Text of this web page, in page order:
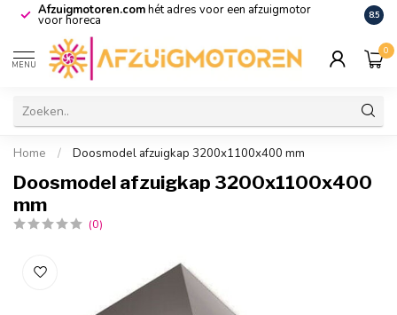
Afzuigmotoren.comhét adres voor een afzuigmotor
voor horeca De
8.5
MENU
0
Home / Doosmodel afzuigkap 3200x1100x400 mm
Doosmodel afzuigkap 3200x1100x400
mm
(0)